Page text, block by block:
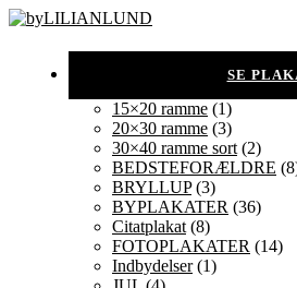
15×20 ramme (1)
20×30 ramme (3)
30×40 ramme sort (2)
BEDSTEFORÆLDRE
BRYLLUP(3)
BYPLAKATER (36)
Citatplakat (8)
FOTOPLAKATER (14)
Indbydelser(1)